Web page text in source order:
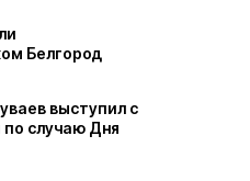
Белгород
выступил с
случаю Дня